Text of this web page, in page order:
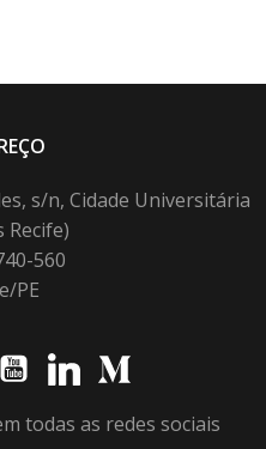
s/n, Cidade Universitária
Recife)
560
PE
todas as redes sociais